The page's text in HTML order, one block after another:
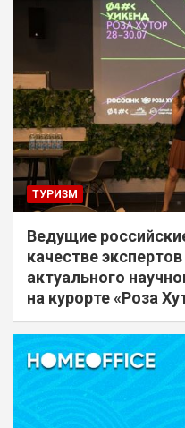
ТУРИЗМ
Ведущие
качестве
актуального
на курорте «Роза